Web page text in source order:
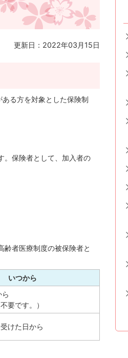
更新日：2022年03月15日
る方を対象とした保険制
。保険者として、加入者の
齢者医療制度の被保険者と
いつから
要です。）
けた日から